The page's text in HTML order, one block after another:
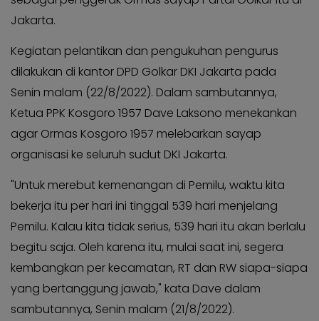
Pilkada
Opini
Kabar
Kader
Kabar
Kabar
Kabar
Kabar
Kabar
Kagol
Pilkada
Kabar
Kabar
Kabinet
Kabar
UKM
Kabar
DPP
Pojok
Kagol
KABAR
Jakarta.
Kegiatan pelantikan dan pengukuhan pengurus
dilakukan di kantor DPD Golkar DKI Jakarta pada
Senin malam (22/8/2022). Dalam sambutannya,
Ketua PPK Kosgoro 1957 Dave Laksono menekankan
agar Ormas Kosgoro 1957 melebarkan sayap
organisasi ke seluruh sudut DKI Jakarta.
"Untuk merebut kemenangan di Pemilu, waktu kita
bekerja itu per hari ini tinggal 539 hari menjelang
Pemilu. Kalau kita tidak serius, 539 hari itu akan berlalu
begitu saja. Oleh karena itu, mulai saat ini, segera
kembangkan per kecamatan, RT dan RW siapa-siapa
yang bertanggung jawab," kata Dave dalam
sambutannya, Senin malam (21/8/2022).